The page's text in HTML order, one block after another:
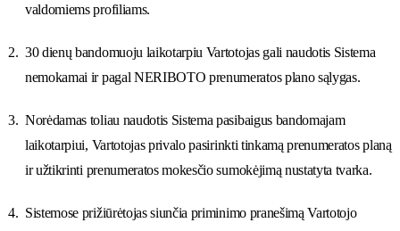
valdomiems profiliams.
30 dienų bandomuoju laikotarpiu Vartotojas gali naudotis Sistema
nemokamai ir pagal NERIBOTO prenumeratos plano sąlygas.
Norėdamas toliau naudotis Sistema pasibaigus bandomajam
laikotarpiui, Vartotojas privalo pasirinkti tinkamą prenumeratos planą
ir užtikrinti prenumeratos mokesčio sumokėjimą nustatyta tvarka.
Sistemose prižiūrėtojas siunčia priminimo pranešimą Vartotojo